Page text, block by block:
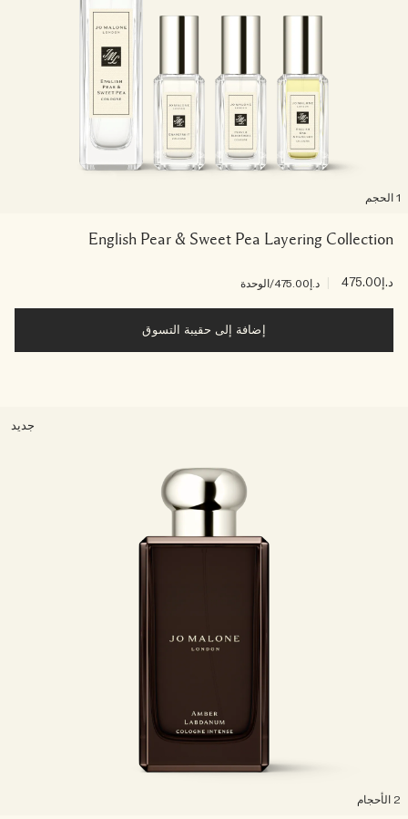
English Pear & Sweet Pea Layering Collection
د.إ475.00 د.إ475.00 /الوحدة
إضافة إلى حقيبة التسوق
جديد